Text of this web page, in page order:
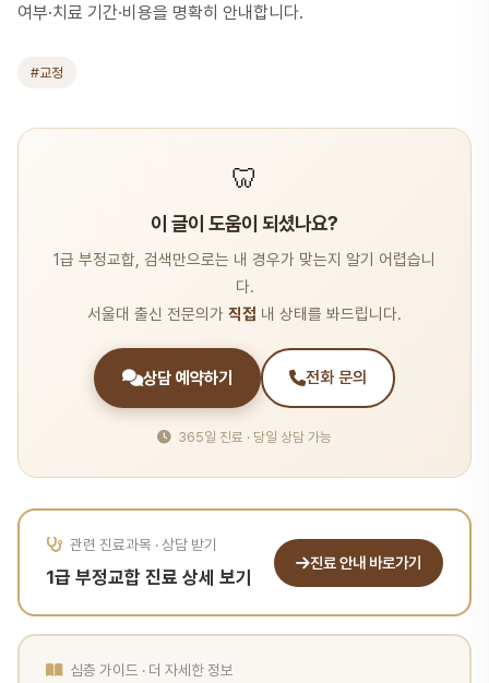
여부·치료 기간·비용을 명확히 안내합니다.
#교정
🦷
이 글이 도움이 되셨나요?
1급 부정교합, 검색만으로는 내 경우가 맞는지 알기 어렵습니
다.
서울대 출신 전문의가 직접 내 상태를 봐드립니다.
상담 예약하기 전화 문의
365일 진료 · 당일 상담 가능
관련 진료과목 · 상담 받기
1급 부정교합 진료 상세 보기
진료 안내 바로가기
심층 가이드 · 더 자세한 정보